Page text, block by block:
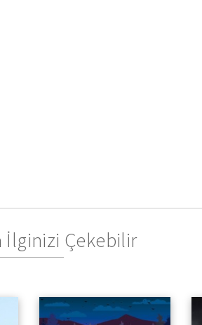
İlginizi Çekebilir